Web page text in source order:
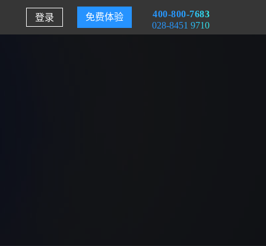
登录 免费体验
400-800-7683
028-8451 9710